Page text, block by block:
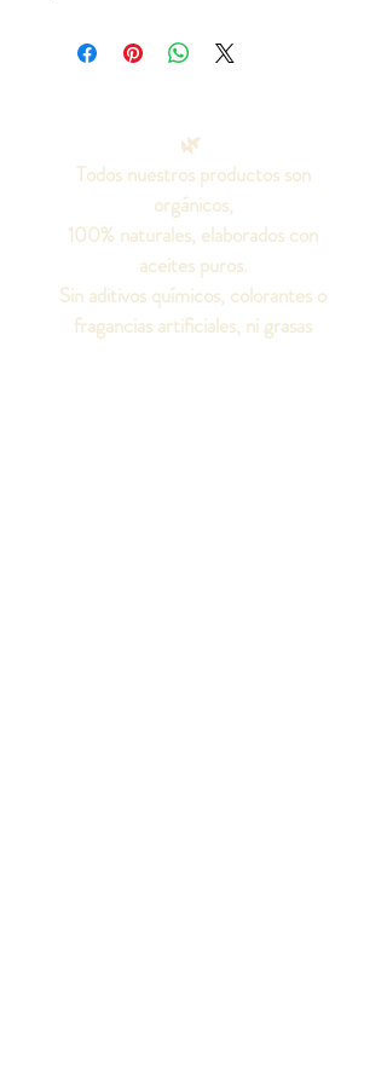
🌿
Todos nuestros productos son
orgánicos,
100% naturales, elaborados con
aceites puros.
Sin aditivos químicos, colorantes o
fragancias artificiales, ni grasas